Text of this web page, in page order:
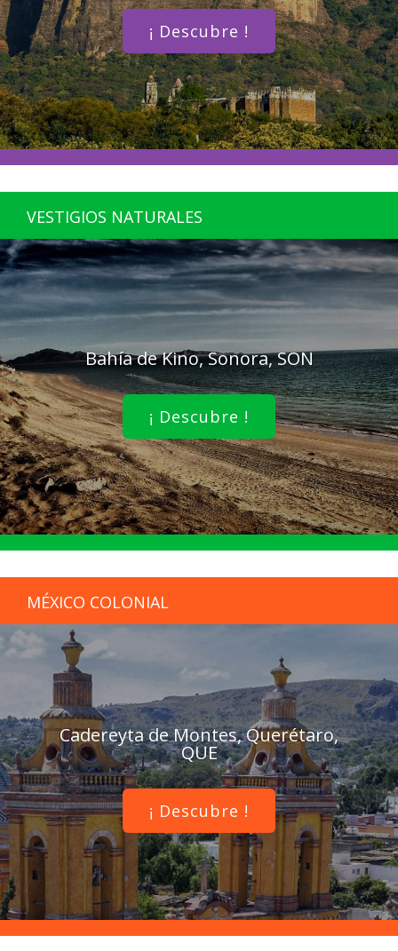
¡ Descubre !
VESTIGIOS NATURALES
Bahía de Kino, Sonora, SON
¡ Descubre !
MÉXICO COLONIAL
Cadereyta de Montes, Querétaro,
QUE
¡ Descubre !